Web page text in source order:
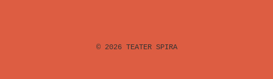
© 2026 TEATER SPIRA